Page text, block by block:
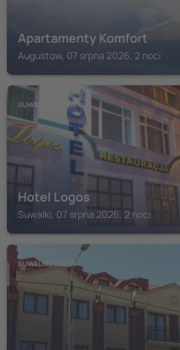
Apartamenty Komfort
Augustow, 07 srpna 2026, 2 noci
SUWALKI REGION
Hotel Logos
Suwalki, 07 srpna 2026, 2 noci
SUWALKI REGION